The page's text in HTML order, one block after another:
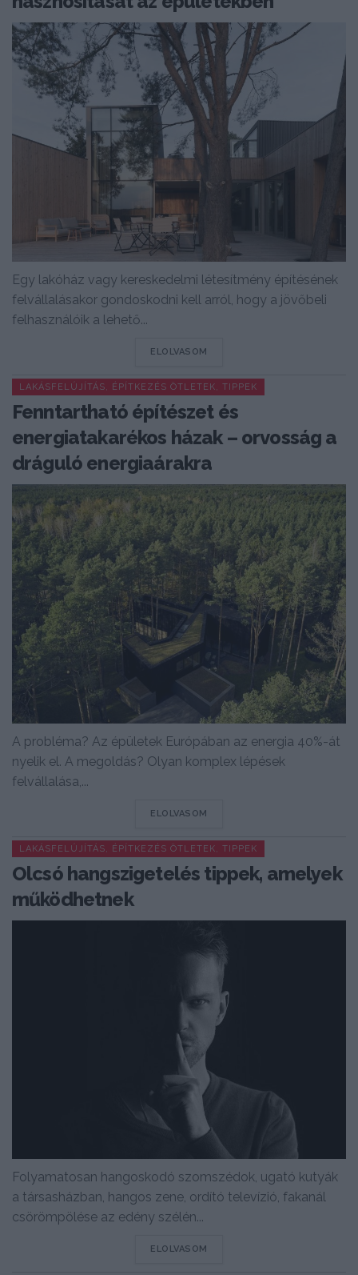
Egy lakóház vagy kereskedelmi létesítmény építésének
felvállalásakor gondoskodni kell arról, hogy a jövőbeli
felhasználóik a lehető...
ELOLVASOM
LAKÁSFELÚJÍTÁS, ÉPÍTKEZÉS ÖTLETEK, TIPPEK
Fenntartható építészet és
energiatakarékos házak – orvosság a
dráguló energiaárakra
A probléma? Az épületek Európában az energia 40%-át
nyelik el. A megoldás? Olyan komplex lépések
felvállalása,...
ELOLVASOM
LAKÁSFELÚJÍTÁS, ÉPÍTKEZÉS ÖTLETEK, TIPPEK
Olcsó hangszigetelés tippek, amelyek
működhetnek
Folyamatosan hangoskodó szomszédok, ugató kutyák
a társasházban, hangos zene, ordító televízió, fakanál
csörömpölése az edény szélén...
ELOLVASOM